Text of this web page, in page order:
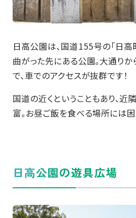
日高公園は、国道155号の「日高
曲がった先にある公園。大通りか
で、車でのアクセスが抜群です！
国道の近くということもあり、
富。お昼ご飯を食べる場所には困
日高公園の遊具広場